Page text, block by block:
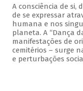
A consciência de si,
de se expressar
humana e nos
planeta. A “Dança
manifestações de
cemitérios – surge
e perturbações